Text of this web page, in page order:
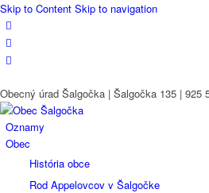
Skip to Content Skip to navigation
Obecný úrad Šalgočka | Šalgočka 135 | 925
Oznamy
Obec
História obce
Rod Appelovcov v Šalgočke